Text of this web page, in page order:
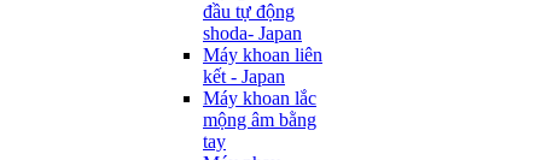
đầu tự động
shoda- Japan
Máy khoan liên
kết - Japan
Máy khoan lắc
mộng âm bằng
tay